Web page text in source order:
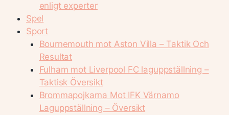
enligt experter
Spel
Sport
Bournemouth mot Aston Villa – Taktik Och
Resultat
Fulham mot Liverpool FC laguppställning –
Taktisk Översikt
Brommapojkarna Mot IFK Värnamo
Laguppställning – Översikt